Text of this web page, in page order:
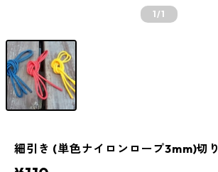
1/1
細引き (単色ナイロンロープ3mm)切